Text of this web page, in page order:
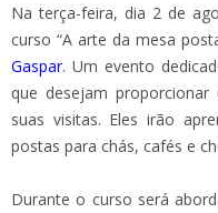
Na terça-feira, dia 2 de
curso “A arte da mesa
Gaspar. Um evento
que desejam proporcionar
suas visitas. Eles irão
postas para chás, cafés e
Durante o curso será